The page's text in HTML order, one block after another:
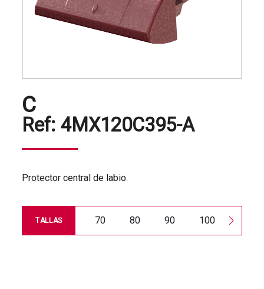
C
Ref: 4MX120C395-A
Protector central de labio.
TALLAS 70 80 90 100